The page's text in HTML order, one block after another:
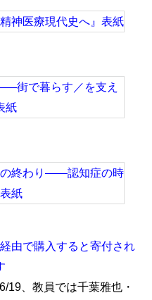
由で購入すると寄付され
、教員では千葉雅也・